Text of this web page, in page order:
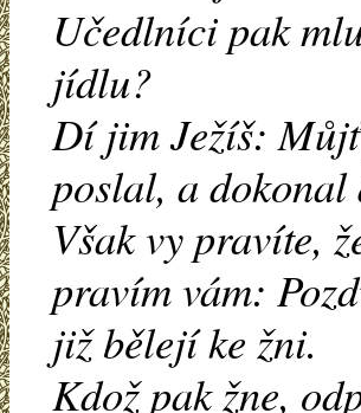
Učedlníci pak
jídlu?
Dí jim Ježíš:
poslal, a
Však vy pravíte,
pravím vám:
již bělejí ke žni.
Kdož pak žne,